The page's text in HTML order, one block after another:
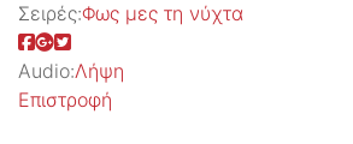
Σειρές:Φως μες τη νύχτα
Audio:Λήψη
Επιστροφή